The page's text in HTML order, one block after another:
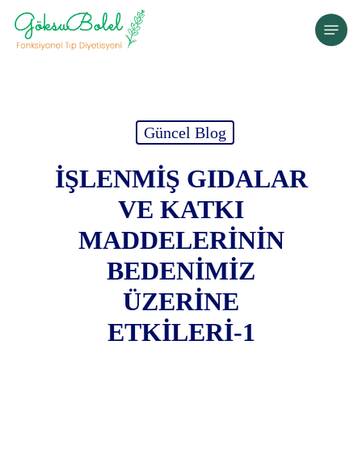
Skip
Menu
Güncel Blog
İŞLENMİŞ GIDALAR
VE KATKI
MADDELERİNİN
BEDENİMİZ
ÜZERİNE
ETKİLERİ-1